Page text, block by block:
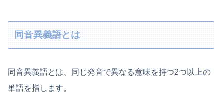
同音異義語とは
同音異義語とは、同じ発音で異なる意味を持つ2つ以上の
単語を指します。